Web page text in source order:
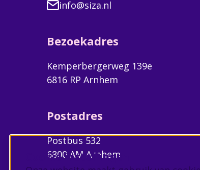
Cookie instellingen
info@siza.nl
Bezoekadres
Kemperbergerweg 139e
6816 RP Arnhem
Postadres
Postbus 532
6800 AM Arnhem